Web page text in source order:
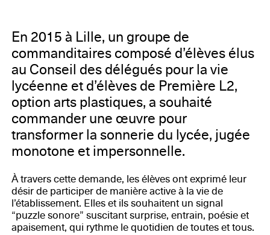
En 2015 à Lille, un groupe de
commanditaires composé d’élèves élus
au Conseil des délégués pour la vie
lycéenne et d’élèves de Première L2,
option arts plastiques, a souhaité
commander une œuvre pour
transformer la sonnerie du lycée, jugée
monotone et impersonnelle.
À travers cette demande, les élèves ont exprimé leur
désir de participer de manière active à la vie de
l’établissement. Elles et ils souhaitent un signal
“puzzle sonore” suscitant surprise, entrain, poésie et
apaisement, qui rythme le quotidien de toutes et tous.